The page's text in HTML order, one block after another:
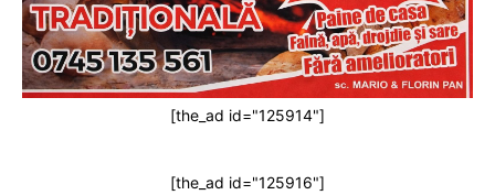
[the_ad id="125914"]
[the_ad id="125916"]